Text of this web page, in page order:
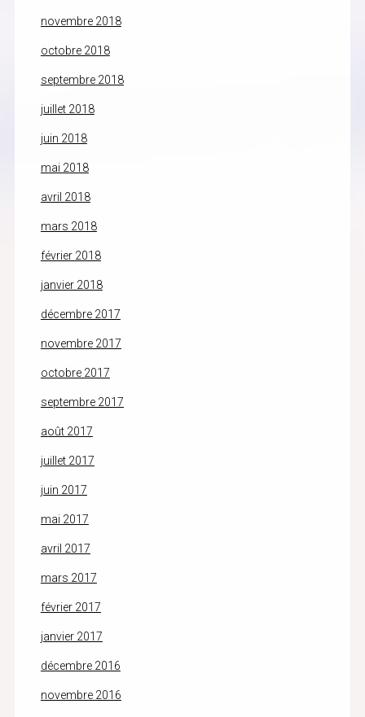
novembre 2018
octobre 2018
septembre 2018
juillet 2018
juin 2018
mai 2018
avril 2018
mars 2018
février 2018
janvier 2018
décembre 2017
novembre 2017
octobre 2017
septembre 2017
août 2017
juillet 2017
juin 2017
mai 2017
avril 2017
mars 2017
février 2017
janvier 2017
décembre 2016
novembre 2016